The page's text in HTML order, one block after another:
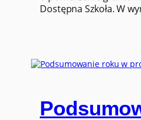
Dostępna Szkoła. W